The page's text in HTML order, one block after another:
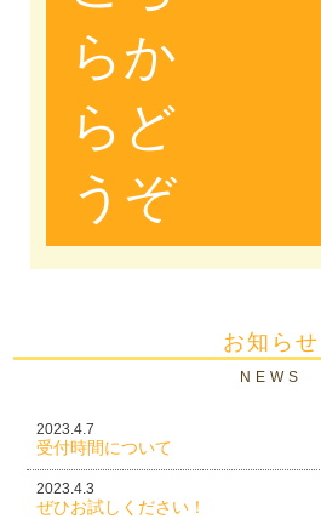
らか
らど
うぞ
お知らせ
NEWS
2023.4.7
受付時間について
2023.4.3
ぜひお試しください！